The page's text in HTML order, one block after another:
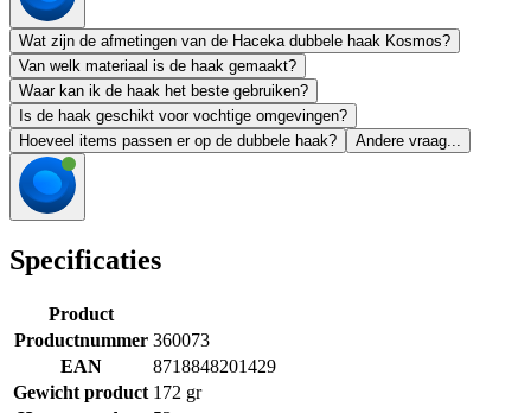
Wat zijn de afmetingen van de Haceka dubbele haak Kosmos?
Van welk materiaal is de haak gemaakt?
Waar kan ik de haak het beste gebruiken?
Is de haak geschikt voor vochtige omgevingen?
Hoeveel items passen er op de dubbele haak?
Andere vraag...
Specificaties
Product
Productnummer 360073
EAN
8718848201429
Gewicht product 172 gr